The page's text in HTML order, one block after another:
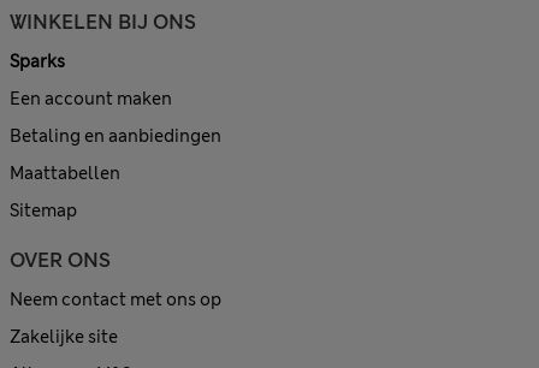
WINKELEN BIJ ONS
Sparks
Een account maken
Betaling en aanbiedingen
Maattabellen
Sitemap
OVER ONS
Neem contact met ons op
Zakelijke site